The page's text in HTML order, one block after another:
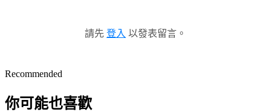
請先 登入 以發表留言。
Recommended
你可能也喜歡